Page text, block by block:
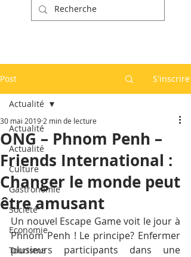
Post S'inscrire
Actualité
Actualité
Culture
Gastronomie
Société
Economie
Tourisme
Actualité
ONG – Phnom Penh –
Friends International :
Changer le monde peut
être amusant
30 mai 2019 2 min de lecture
Un nouvel Escape Game voit le jour à
Phnom Penh ! Le principe? Enfermer
plusieurs participants dans une